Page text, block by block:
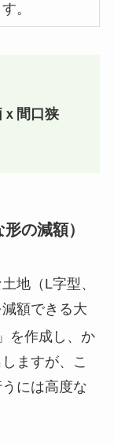
す。
間口狭
の減額）
地（L字型、
額できる大
を作成し、か
ますが、こ
には高度な